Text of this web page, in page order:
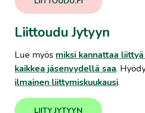
Liittoudu Jytyyn
Lue myös miksi kannattaa
kaikkea jäsenyydellä saa.
ilmainen liittymiskuukausi.
LIITY JYTYYN